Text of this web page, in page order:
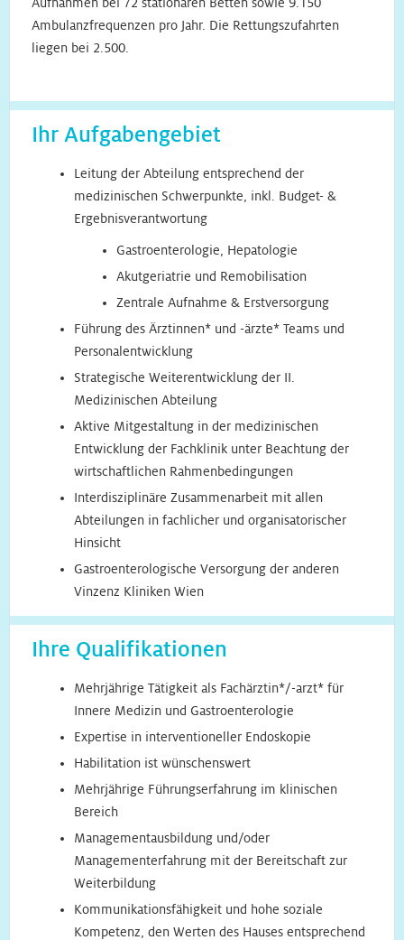
Aufnahmen bei 72 stationären Betten sowie 9.150
Ambulanzfrequenzen pro Jahr. Die Rettungszufahrten
liegen bei 2.500.
Ihr Aufgabengebiet
Leitung der Abteilung entsprechend der
medizinischen Schwerpunkte, inkl. Budget- &
Ergebnisverantwortung
Gastroenterologie, Hepatologie
Akutgeriatrie und Remobilisation
Zentrale Aufnahme & Erstversorgung
Führung des Ärztinnen* und -ärzte* Teams und
Personalentwicklung
Strategische Weiterentwicklung der II.
Medizinischen Abteilung
Aktive Mitgestaltung in der medizinischen
Entwicklung der Fachklinik unter Beachtung der
wirtschaftlichen Rahmenbedingungen
Interdisziplinäre Zusammenarbeit mit allen
Abteilungen in fachlicher und organisatorischer
Hinsicht
Gastroenterologische Versorgung der anderen
Vinzenz Kliniken Wien
Ihre Qualifikationen
Mehrjährige Tätigkeit als Fachärztin*/-arzt* für
Innere Medizin und Gastroenterologie
Expertise in interventioneller Endoskopie
Habilitation ist wünschenswert
Mehrjährige Führungserfahrung im klinischen
Bereich
Managementausbildung und/oder
Managementerfahrung mit der Bereitschaft zur
Weiterbildung
Kommunikationsfähigkeit und hohe soziale
Kompetenz, den Werten des Hauses entsprechend